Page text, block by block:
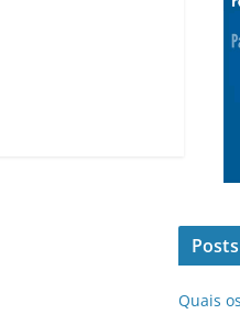
Quais